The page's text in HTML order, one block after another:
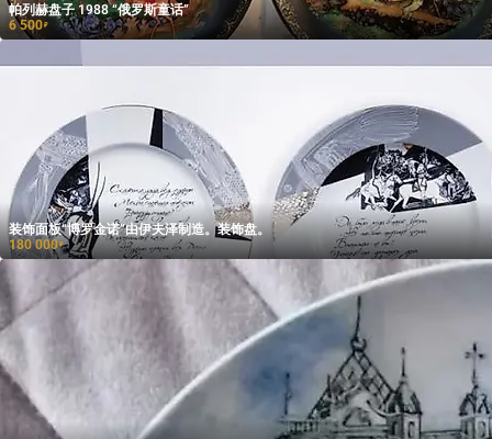
帕列赫盘子 1988 “俄罗斯童话”
6 500₽
装饰面板“博罗金诺”由伊夫泽制造。装饰盘。
180 000₽